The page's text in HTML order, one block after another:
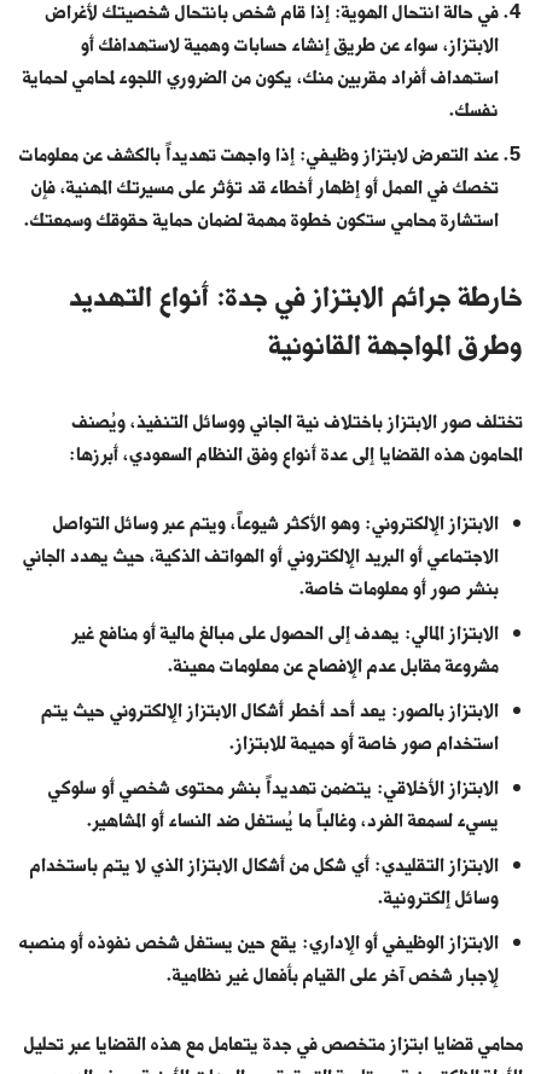
في حالة انتحال الهوية: إذا قام شخص بانتحال شخصيتك لأغراض
الابتزاز، سواء عن طريق إنشاء حسابات وهمية لاستهدافك أو
استهداف أفراد مقربين منك، يكون من الضروري اللجوء لمحامي لحماية
نفسك.
عند التعرض لابتزاز وظيفي: إذا واجهت تهديداً بالكشف عن معلومات
تخصك في العمل أو إظهار أخطاء قد تؤثر على مسيرتك المهنية، فإن
استشارة محامي ستكون خطوة مهمة لضمان حماية حقوقك وسمعتك.
خارطة جرائم الابتزاز في جدة: أنواع التهديد
وطرق المواجهة القانونية
تختلف صور الابتزاز باختلاف نية الجاني ووسائل التنفيذ، ويُصنف
المحامون هذه القضايا إلى عدة أنواع وفق النظام السعودي، أبرزها:
الابتزاز الإلكتروني: وهو الأكثر شيوعاً، ويتم عبر وسائل التواصل
الاجتماعي أو البريد الإلكتروني أو الهواتف الذكية، حيث يهدد الجاني
بنشر صور أو معلومات خاصة.
الابتزاز المالي: يهدف إلى الحصول على مبالغ مالية أو منافع غير
مشروعة مقابل عدم الإفصاح عن معلومات معينة.
الابتزاز بالصور: يعد أحد أخطر أشكال الابتزاز الإلكتروني حيث يتم
استخدام صور خاصة أو حميمة للابتزاز.
الابتزاز الأخلاقي: يتضمن تهديداً بنشر محتوى شخصي أو سلوكي
يسيء لسمعة الفرد، وغالباً ما يُستغل ضد النساء أو المشاهير.
الابتزاز التقليدي: أي شكل من أشكال الابتزاز الذي لا يتم باستخدام
وسائل إلكترونية.
الابتزاز الوظيفي أو الإداري: يقع حين يستغل شخص نفوذه أو منصبه
لإجبار شخص آخر على القيام بأفعال غير نظامية.
محامي قضايا ابتزاز متخصص في جدة يتعامل مع هذه القضايا عبر تحليل